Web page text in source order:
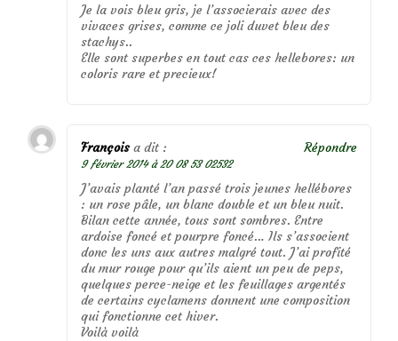
Je la vois bleu gris, je l’associerais avec des
vivaces grises, comme ce joli duvet bleu des
stachys..
Elle sont superbes en tout cas ces hellebores: un
coloris rare et precieux!
François a dit :
9 février 2014 à 20 08 53 02532
J’avais planté l’an passé trois jeunes hellébores
: un rose pâle, un blanc double et un bleu nuit.
Bilan cette année, tous sont sombres. Entre
ardoise foncé et pourpre foncé… Ils s’associent
donc les uns aux autres malgré tout. J’ai profité
du mur rouge pour qu’ils aient un peu de peps,
quelques perce-neige et les feuillages argentés
de certains cyclamens donnent une composition
qui fonctionne cet hiver.
Voilà voilà
Répondre